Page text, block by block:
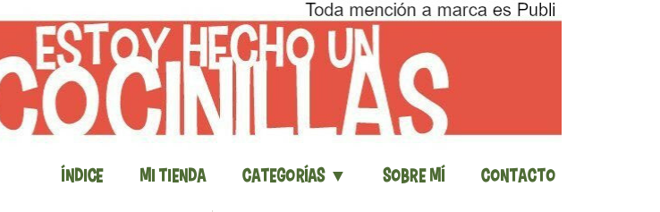
Índice Mi Tienda Categorías ▼ Sobre mí Contacto